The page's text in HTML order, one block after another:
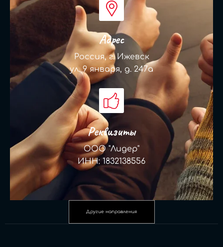
Адрес
Россия, г. Ижевск
ул. 9 января, д. 247а
Реквизиты
ООО "Лидер"
ИНН: 1832138556
Другие направления